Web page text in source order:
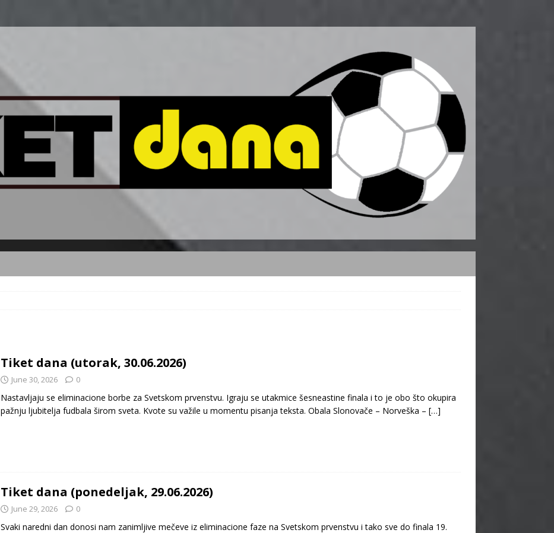
Tiket dana (utorak, 30.06.2026)
June 30, 2026 0
Nastavljaju se eliminacione borbe za Svetskom prvenstvu. Igraju se utakmice šesneastine finala i to je obo što okupira
pažnju ljubitelja fudbala širom sveta. Kvote su važile u momentu pisanja teksta. Obala Slonovače – Norveška – […]
Tiket dana (ponedeljak, 29.06.2026)
June 29, 2026 0
Svaki naredni dan donosi nam zanimljive mečeve iz eliminacione faze na Svetskom prvenstvu i tako sve do finala 19.